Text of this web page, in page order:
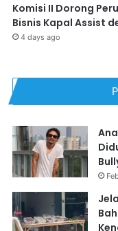
Komisi II Dorong
Bisnis Kapal Assist
4 days ago